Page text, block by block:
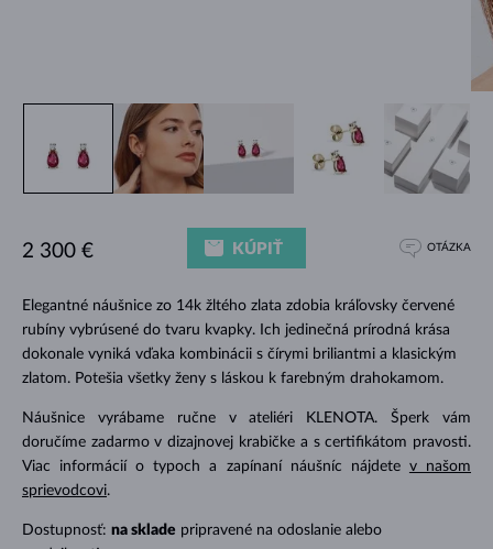
Elegantné náušnice zo 14k žltého zlata zdobia kráľovsky červené
rubíny vybrúsené do tvaru kvapky. Ich jedinečná prírodná krása
dokonale vyniká vďaka kombinácii s čírymi briliantmi a klasickým
zlatom. Potešia všetky ženy s láskou k farebným drahokamom.
Náušnice vyrábame ručne v ateliéri KLENOTA. Šperk vám
doručíme zadarmo v dizajnovej krabičke a s certifikátom pravosti.
Viac informácií o typoch a zapínaní náušníc nájdete v našom
sprievodcovi.
Dostupnosť: na sklade pripravené na odoslanie alebo
2 300 € KÚPIŤ OTÁZKA